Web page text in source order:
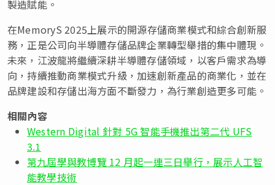
製造賦能。
在MemoryS 2025上展示的開源存儲商業模式和綜合創新服
務，正是公司向半導體存儲品牌企業轉型舉措的集中體現。
未來，江波龍將繼續深耕半導體存儲領域，以客戶需求為導
向，持續推動商業模式升級，加速創新產品的商業化，並在
品牌建設和存儲出海方面不斷發力，為行業創造更多可能。
相關內容
Western Digital 針對 5G 智能手機推出第二代 UFS
3.1
第九屆學與教博覽 12 月起一連三日舉行，展示人工智
能教學技術